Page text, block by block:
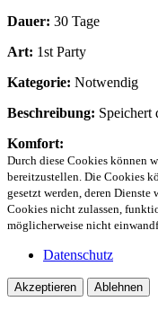
Dauer: 30 Tage
Art: 1st Party
Kategorie: Notwendig
Beschreibung: Speichert
Komfort:
Durch diese Cookies können
bereitzustellen. Die Cookies
gesetzt werden, deren Dienste
Cookies nicht zulassen,
möglicherweise nicht
Datenschutz
Akzeptieren Ablehnen